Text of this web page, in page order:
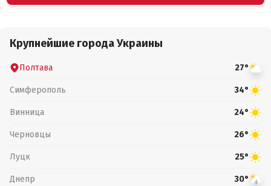
Крупнейшие города Украины
Полтава 27°
Симферополь 34°
Винница 24°
Черновцы 26°
Луцк 25°
Днепр 30°